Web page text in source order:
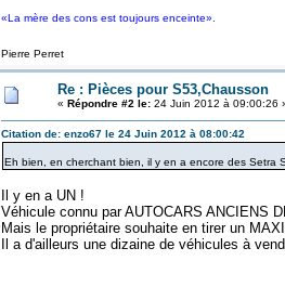
«La mère des cons est toujours enceinte».
Pierre Perret
Re : Pièces pour S53,Chausson
« Répondre #2 le:24 Juin 2012 à 09:00:26
Citation de: enzo67 le 24 Juin 2012 à 08:00:42
Eh bien, en cherchant bien, il y en a encore des Setra
Il y en a UN !
Véhicule connu par AUTOCARS ANCIENS
Mais le propriétaire souhaite en tirer un
Il a d'ailleurs une dizaine de véhicules à